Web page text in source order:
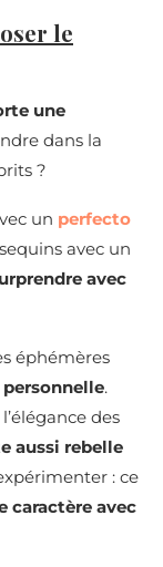
le
une
dans la
?
un perfecto
avec un
avec
éphémères
.
des
aussi rebelle
: ce
caractère avec